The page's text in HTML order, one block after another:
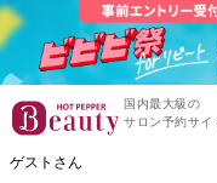
国内最大級の
サロン予約サイ
ゲストさん